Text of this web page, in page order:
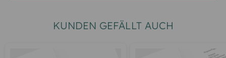
KUNDEN GEFÄLLT AUCH